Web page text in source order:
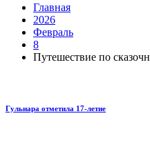
Главная
2026
Февраль
8
Путешествие по
Гульнара отметила 17‑летие